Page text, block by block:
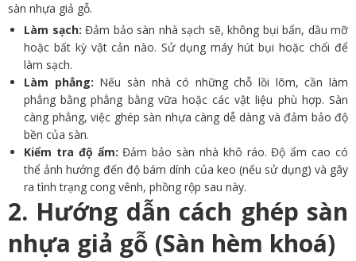
sàn nhựa giả gỗ.
Làm sạch: Đảm bảo sàn nhà sạch sẽ, không bụi bẩn, dầu mỡ
hoặc bất kỳ vật cản nào. Sử dụng máy hút bụi hoặc chổi để
làm sạch.
Làm phẳng: Nếu sàn nhà có những chỗ lồi lõm, cần làm
phẳng bằng phẳng bằng vữa hoặc các vật liệu phù hợp. Sàn
càng phẳng, việc ghép sàn nhựa càng dễ dàng và đảm bảo độ
bền của sàn.
Kiểm tra độ ẩm:Đảm bảo sàn nhà khô ráo. Độ ẩm cao có
thể ảnh hưởng đến độ bám dính của keo (nếu sử dụng) và gây
ra tình trạng cong vênh, phồng rộp sau này.
2. Hướng dẫn cách ghép sàn
nhựa giả gỗ (Sàn hèm khoá)